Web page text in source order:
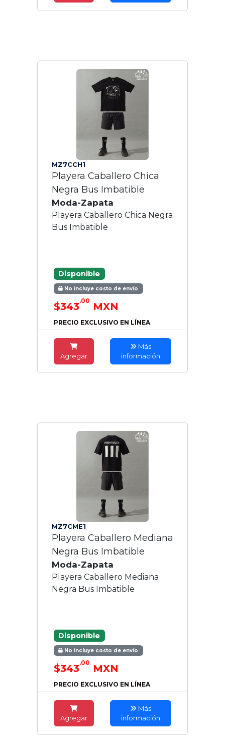
MZ7CCH1
Playera Caballero Chica
Negra Bus Imbatible
Moda-Zapata
Playera Caballero Chica Negra
Bus Imbatible
Disponible
No incluye costo de envío
$343.00 MXN
PRECIO EXCLUSIVO EN LÍNEA
Agregar
Más
información
MZ7CME1
Playera Caballero Mediana
Negra Bus Imbatible
Moda-Zapata
Playera Caballero Mediana
Negra Bus Imbatible
Disponible
No incluye costo de envío
$343.00 MXN
PRECIO EXCLUSIVO EN LÍNEA
Agregar
Más
información